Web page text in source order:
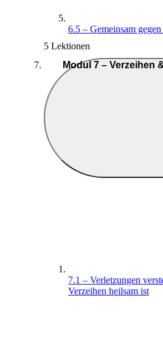
6.5 – Gemeinsam
5 Lektionen
Modul 7 – Verzeihen
7.1 – Verletzungen
Verzeihen heilsam ist